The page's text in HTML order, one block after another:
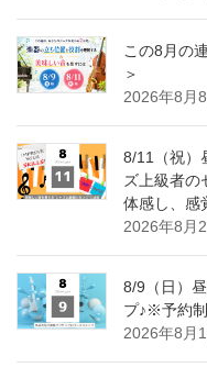
この8月の
＞
2026年8月
8/11（祝）
ズ上級者の
体感し、感
2026年8月
8/9（日）
プ♪※予約制
2026年8月